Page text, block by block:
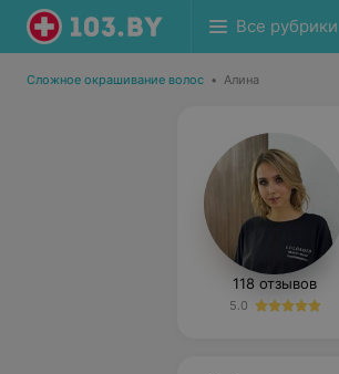
Все рубрики
Сложное окрашивание волос • Алина
118 отзывов
5.0